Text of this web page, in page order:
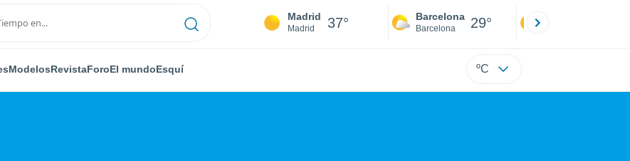
Madrid
Madrid 37° Barcelona
Barcelona 29°
ModelosRevistaForoEl mundoEsquí ºC